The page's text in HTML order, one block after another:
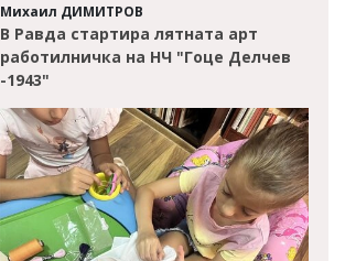
Михаил ДИМИТРОВ
В Равда стартира лятната арт
работилничка на НЧ "Гоце Делчев
-1943"